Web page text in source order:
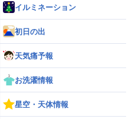
イルミネーション
初日の出
天気痛予報
お洗濯情報
星空・天体情報